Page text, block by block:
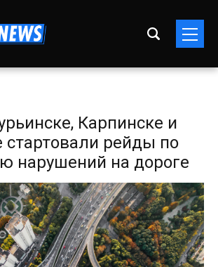
Карпинске и
стартовали рейды по
нарушений на дороге